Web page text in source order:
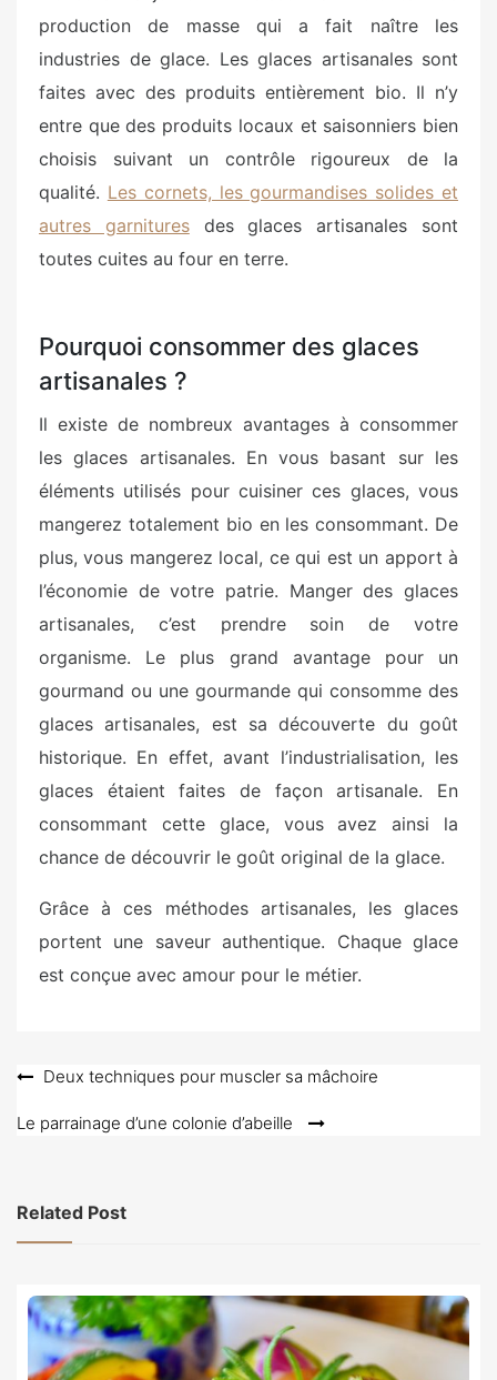
production de masse qui a fait naître les
industries de glace. Les glaces artisanales sont
faites avec des produits entièrement bio. Il n’y
entre que des produits locaux et saisonniers bien
choisis suivant un contrôle rigoureux de la
qualité. Les cornets, les gourmandises solides et
autres garnituresdes glaces artisanales sont
toutes cuites au four en terre.
Pourquoi consommer des glaces
artisanales ?
Il existe de nombreux avantages à consommer
les glaces artisanales. En vous basant sur les
éléments utilisés pour cuisiner ces glaces, vous
mangerez totalement bio en les consommant. De
plus, vous mangerez local, ce qui est un apport à
l’économie de votre patrie. Manger des glaces
artisanales, c’est prendre soin de votre
organisme. Le plus grand avantage pour un
gourmand ou une gourmande qui consomme des
glaces artisanales, est sa découverte du goût
historique. En effet, avant l’industrialisation, les
glaces étaient faites de façon artisanale. En
consommant cette glace, vous avez ainsi la
chance de découvrir le goût original de la glace.
Grâce à ces méthodes artisanales, les glaces
portent une saveur authentique. Chaque glace
est conçue avec amour pour le métier.
Navigation
de
Deux techniques pour muscler sa mâchoire
Le parrainage d’une colonie d’abeille
Related Post